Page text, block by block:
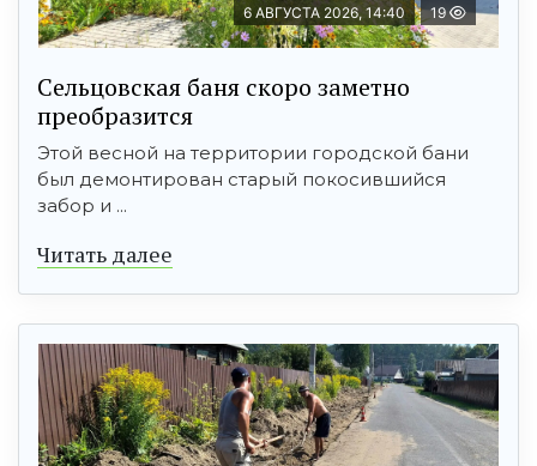
6 АВГУСТА 2026, 14:40 19
Сельцовская баня скоро заметно
преобразится
Этой весной на территории городской бани
был демонтирован старый покосившийся
забор и ...
Читать далее